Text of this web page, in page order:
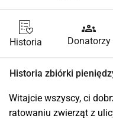
Historia
groups
Donatorzy
Historia zbiórki
Witajcie wszyscy, ci
ratowaniu zwierząt z